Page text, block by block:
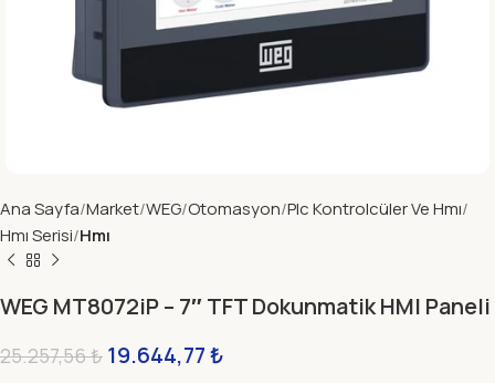
Ana Sayfa Market WEG Otomasyon Plc Kontrolcüler Ve Hmı
Hmı Serisi Hmı
WEG MT8072iP – 7″ TFT Dokunmatik HMI Paneli
25.257,56₺ 19.644,77₺